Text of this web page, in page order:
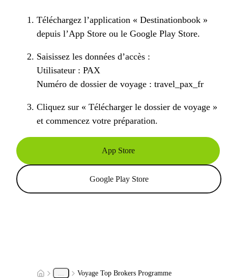
Téléchargez l’application « Destinationbook »
depuis l’App Store ou le Google Play Store.
Saisissez les données d’accès :
Utilisateur : PAX
Numéro de dossier de voyage : travel_pax_fr
Cliquez sur « Télécharger le dossier de voyage »
et commencez votre préparation.
App Store
Google Play Store
... Voyage Top Brokers Programme